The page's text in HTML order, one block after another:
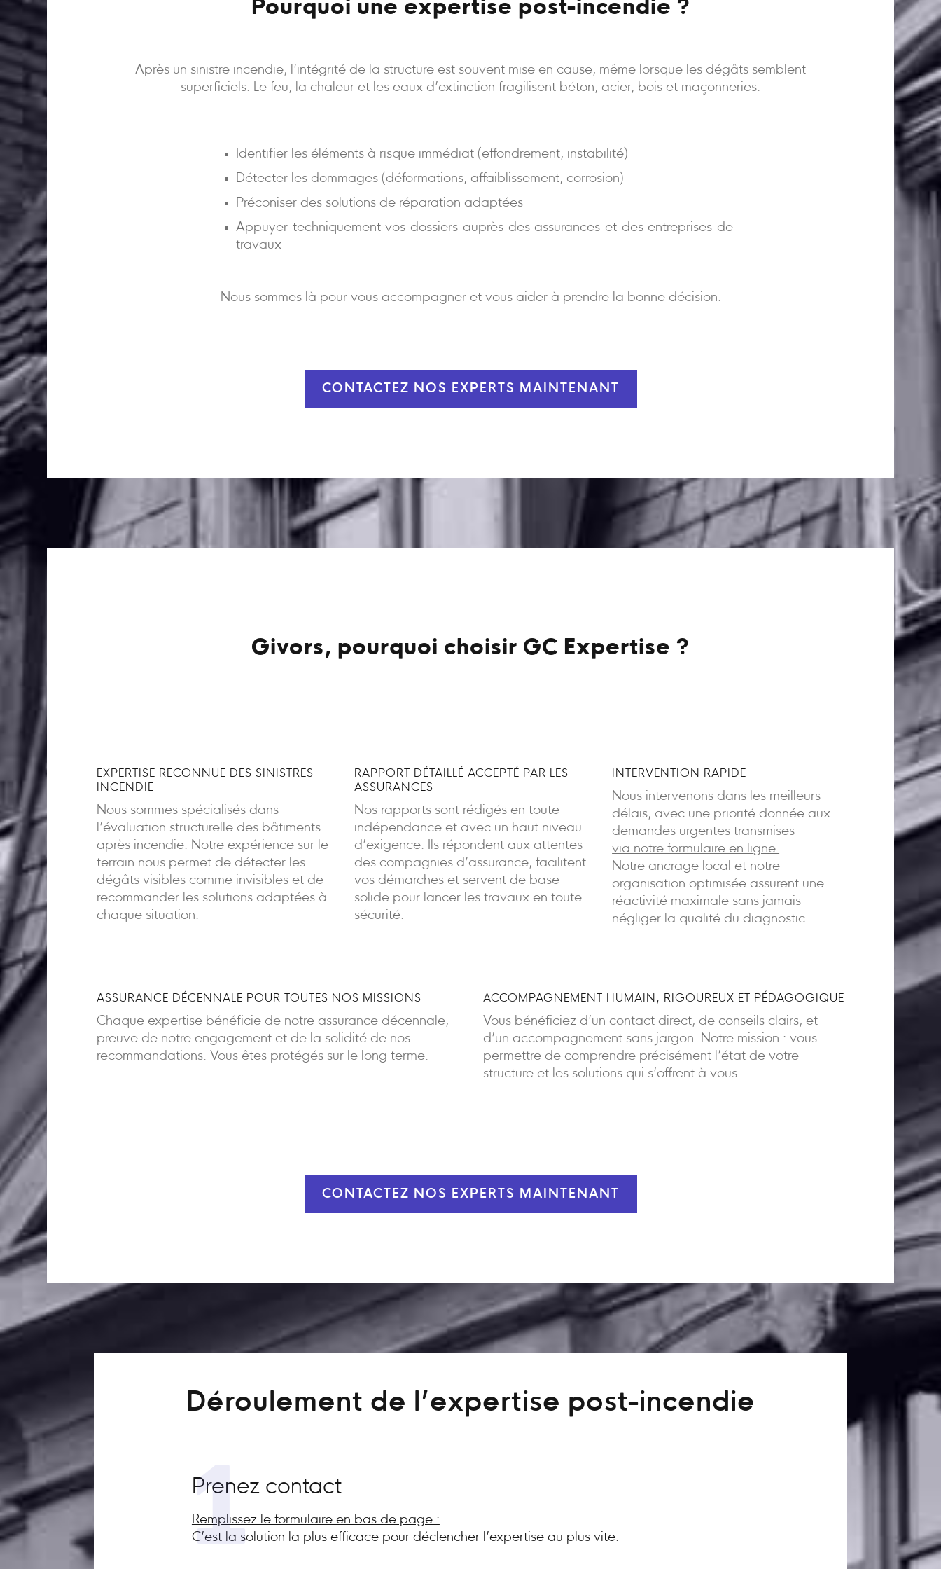
Pourquoi une expertise post-incendie ?
Après un sinistre incendie, l’intégrité de la structure est souvent mise en cause, même lorsque les dégâts semblent
superficiels. Le feu, la chaleur et les eaux d’extinction fragilisent béton, acier, bois et maçonneries.
Identifier les éléments à risque immédiat (effondrement, instabilité)
Détecter les dommages (déformations, affaiblissement, corrosion)
Préconiser des solutions de réparation adaptées
Appuyer techniquement vos dossiers auprès des assurances et des entreprises de
travaux
Nous sommes là pour vous accompagner et vous aider à prendre la bonne décision.
CONTACTEZ NOS EXPERTS MAINTENANT
Givors, pourquoi choisir GC Expertise ?
EXPERTISE RECONNUE DES SINISTRES
INCENDIE
Nous sommes spécialisés dans
l’évaluation structurelle des bâtiments
après incendie. Notre expérience sur le
terrain nous permet de détecter les
dégâts visibles comme invisibles et de
recommander les solutions adaptées à
chaque situation.
RAPPORT DÉTAILLÉ ACCEPTÉ PAR LES
ASSURANCES
Nos rapports sont rédigés en toute
indépendance et avec un haut niveau
d’exigence. Ils répondent aux attentes
des compagnies d’assurance, facilitent
vos démarches et servent de base
solide pour lancer les travaux en toute
sécurité.
INTERVENTION RAPIDE
Nous intervenons dans les meilleurs
délais, avec une priorité donnée aux
demandes urgentes transmises
via notre formulaire en ligne.
Notre ancrage local et notre
organisation optimisée assurent une
réactivité maximale sans jamais
négliger la qualité du diagnostic.
ASSURANCE DÉCENNALE POUR TOUTES NOS MISSIONS
Chaque expertise bénéficie de notre assurance décennale,
preuve de notre engagement et de la solidité de nos
recommandations. Vous êtes protégés sur le long terme.
ACCOMPAGNEMENT HUMAIN, RIGOUREUX ET PÉDAGOGIQUE
Vous bénéficiez d’un contact direct, de conseils clairs, et
d’un accompagnement sans jargon. Notre mission : vous
permettre de comprendre précisément l’état de votre
structure et les solutions qui s’offrent à vous.
CONTACTEZ NOS EXPERTS MAINTENANT
Déroulement de l’expertise post-incendie
1
Prenez contact
Remplissez le formulaire en bas de page :
C’est la solution la plus efficace pour déclencher l’expertise au plus vite.